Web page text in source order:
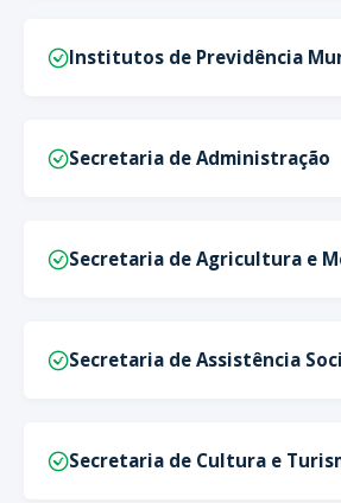
Institutos de Previdência
Secretaria de Administração
Secretaria de Agricultura e
Secretaria de Assistência
Secretaria de Cultura e